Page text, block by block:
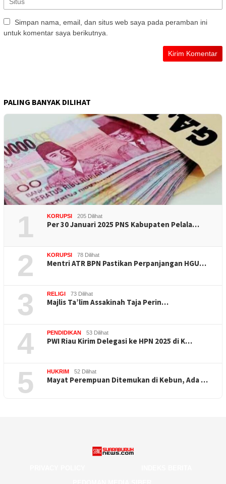
Simpan nama, email, dan situs web saya pada peramban ini
untuk komentar saya berikutnya.
PALING BANYAK DILIHAT
1 KORUPSI 205 Dilihat
Per 30 Januari 2025 PNS Kabupaten Pelala…
2 KORUPSI 78 Dilihat
Mentri ATR BPN Pastikan Perpanjangan HGU…
3 RELIGI 73 Dilihat
Majlis Ta’lim Assakinah Taja Perin…
4 PENDIDIKAN 53 Dilihat
PWI Riau Kirim Delegasi ke HPN 2025 di K…
5 HUKRIM 52 Dilihat
Mayat Perempuan Ditemukan di Kebun, Ada …